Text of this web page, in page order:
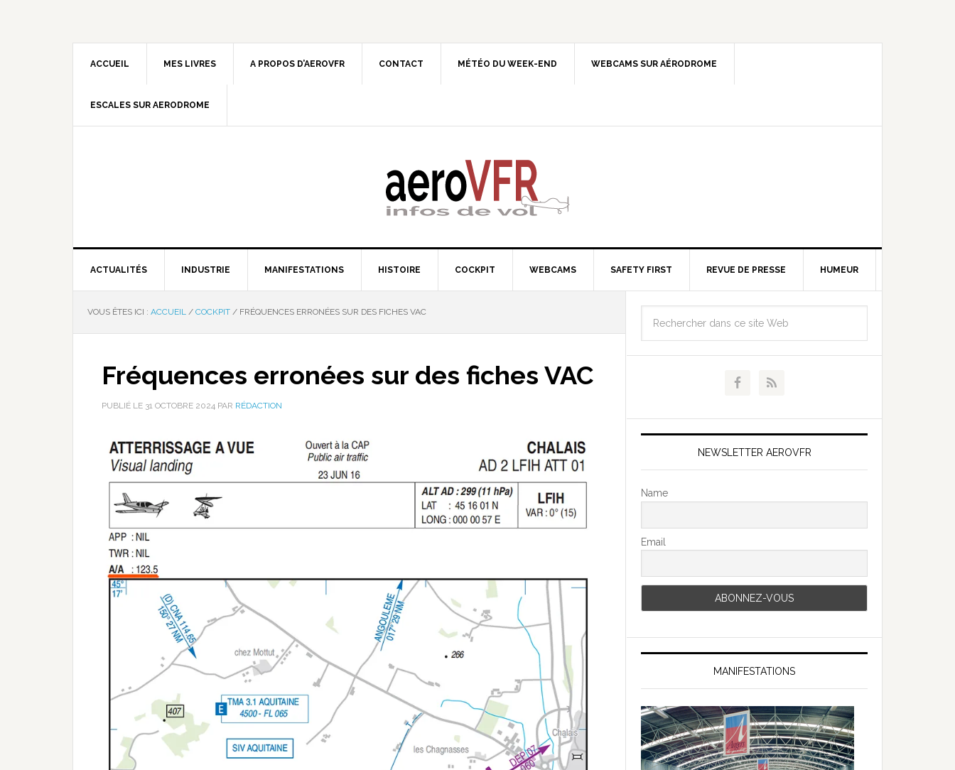
ACCUEIL MES LIVRES A PROPOS D’AEROVFR CONTACT MÉTÉO DU WEEK-END WEBCAMS SUR AÉRODROME
ESCALES SUR AERODROME
ACTUALITÉS INDUSTRIE MANIFESTATIONS HISTOIRE COCKPIT WEBCAMS SAFETY FIRST REVUE DE PRESSE HUMEUR
VOUS ÊTES ICI : ACCUEIL / COCKPIT / FRÉQUENCES ERRONÉES SUR DES FICHES VAC
Fréquences erronées sur des fiches VAC
PUBLIÉ LE 31 OCTOBRE 2024 PAR RÉDACTION
NEWSLETTER AEROVFR
Name
Email
MANIFESTATIONS